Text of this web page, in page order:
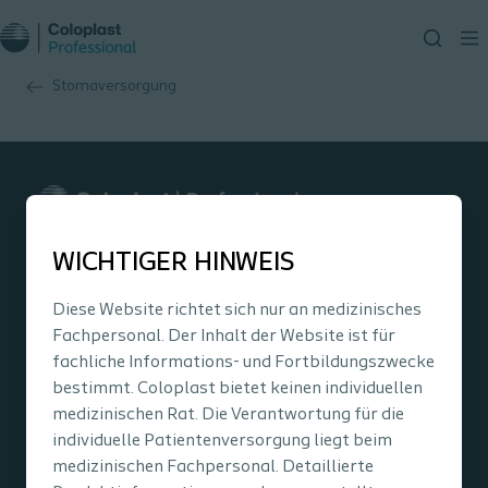
Stomaversorgung
WICHTIGER HINWEIS
Diese Website richtet sich nur an medizinisches
Fachpersonal. Der Inhalt der Website ist für
fachliche Informations- und Fortbildungszwecke
bestimmt. Coloplast bietet keinen individuellen
medizinischen Rat. Die Verantwortung für die
individuelle Patientenversorgung liegt beim
medizinischen Fachpersonal. Detaillierte
Stomaversorgung
Darmmanagement
Interventional Urology